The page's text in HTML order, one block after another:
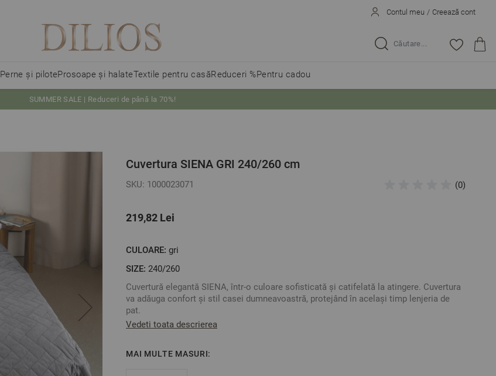
Contul meu / Creează cont
Caută...
Perne și piloteProsoape și halateTextile pentru casăReduceri %Pentru cadou
SUMMER SALE | Reduceri de până la 70%!
Cuvertura SIENA GRI 240/260 cm
SKU: 1000023071 (0)
219,82 Lei
CULOARE: gri
SIZE: 240/260
Cuvertură elegantă SIENA, într-o culoare sofisticată și catifelată la atingere. Cuvertura
va adăuga confort și stil casei dumneavoastră, protejând în același timp lenjeria de
pat.
Un cadou deosebit de potrivit pentru o nuntă, o casă nouă sau pentru cei dragi.
Vedeti toata descrierea
MAI MULTE MASURI: